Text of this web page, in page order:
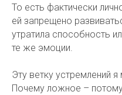
То есть фактически
ей запрещено
утратила способность
те же эмоции.
Эту ветку устремлений
Почему ложное –